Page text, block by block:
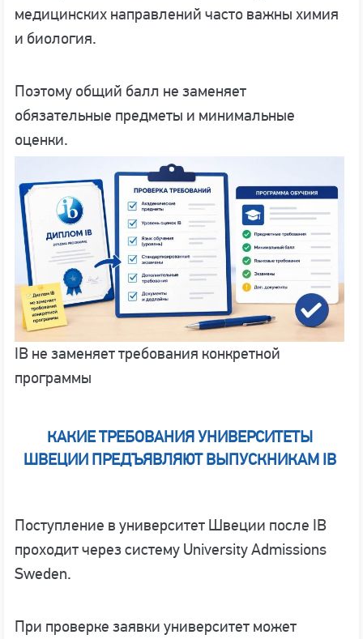
медицинских направлений часто важны химия
и биология.
Поэтому общий балл не заменяет
обязательные предметы и минимальные
оценки.
IB не заменяет требования конкретной
программы
КАКИЕ ТРЕБОВАНИЯ УНИВЕРСИТЕТЫ
ШВЕЦИИ ПРЕДЪЯВЛЯЮТ ВЫПУСКНИКАМ IB
Поступление в университет Швеции после IB
проходит через систему University Admissions
Sweden.
При проверке заявки университет может